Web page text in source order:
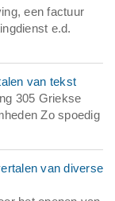
een factuur
e.d.
van tekst
305 Griekse
Zo spoedig
van diverse